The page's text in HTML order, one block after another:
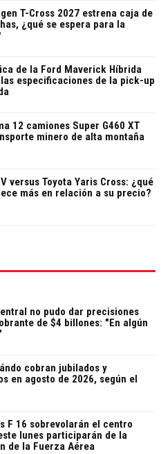
T-Cross 2027 estrena caja de
¿qué se espera para la
de la Ford Maverick Híbrida
especificaciones de la pick-up
12 camiones Super G460 XT
minero de alta montaña
V versus Toyota Yaris Cross: ¿qué
más en relación a su precio?
no pudo dar precisiones
de $4 billones: "En algún
cobran jubilados y
en agosto de 2026, según el
F 16 sobrevolarán el centro
lunes participarán de la
de la Fuerza Aérea